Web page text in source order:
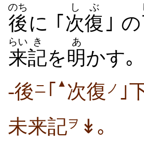
後
のち
に ｢次復
しぶ
｣ の
来
らい
記
き
を明
あ
かす｡
-後ニ ｢ ▲ 次復 ノ ｣
未来記ヲ ↡｡